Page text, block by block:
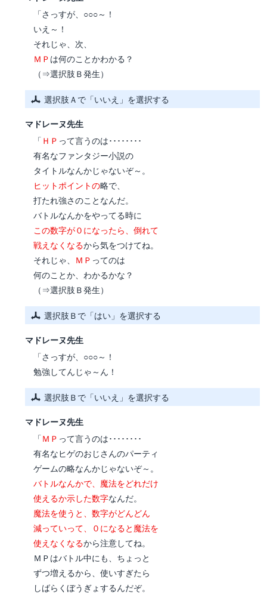
「さっすが、○○○～！
いえ～！
それじゃ、次、
ＭＰ は何のことかわかる？
（⇒選択肢Ｂ発生）
選択肢Ａで「いいえ」を選択する
マドレーヌ先生
「 ＨＰ って言うのは････････
有名なファンタジー小説の
タイトルなんかじゃないぞ～。
ヒットポイントの略で、
打たれ強さのことなんだ。
バトルなんかをやってる時に
この数字が０になったら、倒れて
戦えなくなるから気をつけてね。
それじゃ、 ＭＰ ってのは
何のことか、わかるかな？
（⇒選択肢Ｂ発生）
選択肢Ｂで「はい」を選択する
マドレーヌ先生
「さっすが、○○○～！
勉強してんじゃ～ん！
選択肢Ｂで「いいえ」を選択する
マドレーヌ先生
「ＭＰ って言うのは････････
有名なヒゲのおじさんのパーティ
ゲームの略なんかじゃないぞ～。
バトルなんかで、魔法をどれだけ
使えるか示した数字なんだ。
魔法を使うと、数字がどんどん
減っていって、０になると魔法を
使えなくなるから注意してね。
ＭＰはバトル中にも、ちょっと
ずつ増えるから、使いすぎたら
しばらくぼうぎょするんだぞ。